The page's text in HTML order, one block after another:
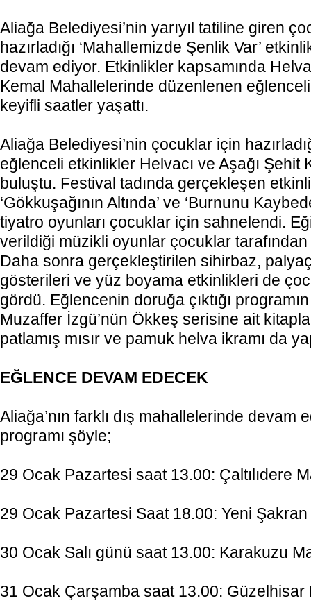
Aliağa Belediyesi’nin yarıyıl tatiline giren
hazırladığı ‘Mahallemizde Şenlik Var’
devam ediyor. Etkinlikler kapsamında
Kemal Mahallelerinde düzenlenen
keyifli saatler yaşattı.
Aliağa Belediyesi’nin çocuklar için
eğlenceli etkinlikler Helvacı ve Aşağı Şehit
buluştu. Festival tadında gerçekleşen
‘Gökkuşağının Altında’ ve ‘Burnunu
tiyatro oyunları çocuklar için sahnelendi.
verildiği müzikli oyunlar çocuklar
Daha sonra gerçekleştirilen sihirbaz,
gösterileri ve yüz boyama etkinlikleri de
gördü. Eğlencenin doruğa çıktığı
Muzaffer İzgü’nün Ökkeş serisine ait
patlamış mısır ve pamuk helva ikramı da
EĞLENCE DEVAM EDECEK
Aliağa’nın farklı dış mahallelerinde devam
programı şöyle;
29 Ocak Pazartesi saat 13.00: Çaltılıdere
29 Ocak Pazartesi Saat 18.00: Yeni
30 Ocak Salı günü saat 13.00: Karakuzu
31 Ocak Çarşamba saat 13.00: